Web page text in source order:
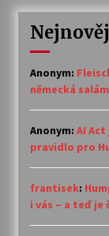
Anonym:
německá
Anonym: AI
pravidlo pro
frantisek:
i vás – a teď je